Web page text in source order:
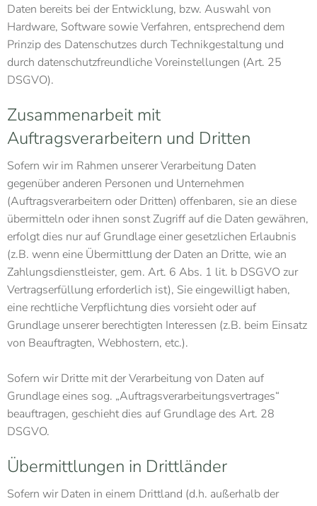
Daten bereits bei der Entwicklung, bzw. Auswahl von
Hardware, Software sowie Verfahren, entsprechend dem
Prinzip des Datenschutzes durch Technikgestaltung und
durch datenschutzfreundliche Voreinstellungen (Art. 25
DSGVO).
Zusammenarbeit mit
Auftragsverarbeitern und Dritten
Sofern wir im Rahmen unserer Verarbeitung Daten
gegenüber anderen Personen und Unternehmen
(Auftragsverarbeitern oder Dritten) offenbaren, sie an diese
übermitteln oder ihnen sonst Zugriff auf die Daten gewähren,
erfolgt dies nur auf Grundlage einer gesetzlichen Erlaubnis
(z.B. wenn eine Übermittlung der Daten an Dritte, wie an
Zahlungsdienstleister, gem. Art. 6 Abs. 1 lit. b DSGVO zur
Vertragserfüllung erforderlich ist), Sie eingewilligt haben,
eine rechtliche Verpflichtung dies vorsieht oder auf
Grundlage unserer berechtigten Interessen (z.B. beim Einsatz
von Beauftragten, Webhostern, etc.).
Sofern wir Dritte mit der Verarbeitung von Daten auf
Grundlage eines sog. „Auftragsverarbeitungsvertrages“
beauftragen, geschieht dies auf Grundlage des Art. 28
DSGVO.
Übermittlungen in Drittländer
Sofern wir Daten in einem Drittland (d.h. außerhalb der